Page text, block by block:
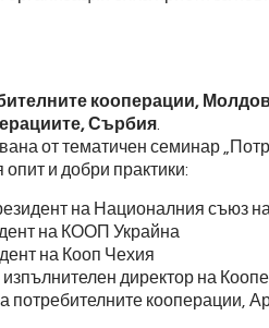
кооперации,
Сърбия.
от тематичен семинар
и добри практики:
на Националния съюз
на КООП Украйна
на Кооп Чехия
директор на
потребителните кооперации,